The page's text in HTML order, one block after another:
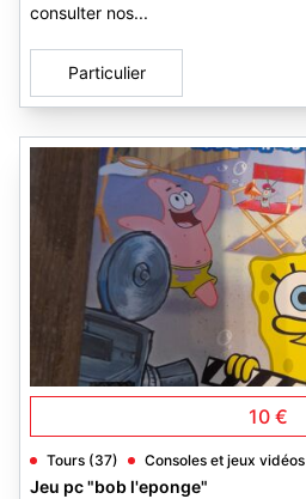
consulter nos...
Particulier
10 €
Tours (37) Consoles et jeux vidéos
Jeu pc "bob l'eponge"